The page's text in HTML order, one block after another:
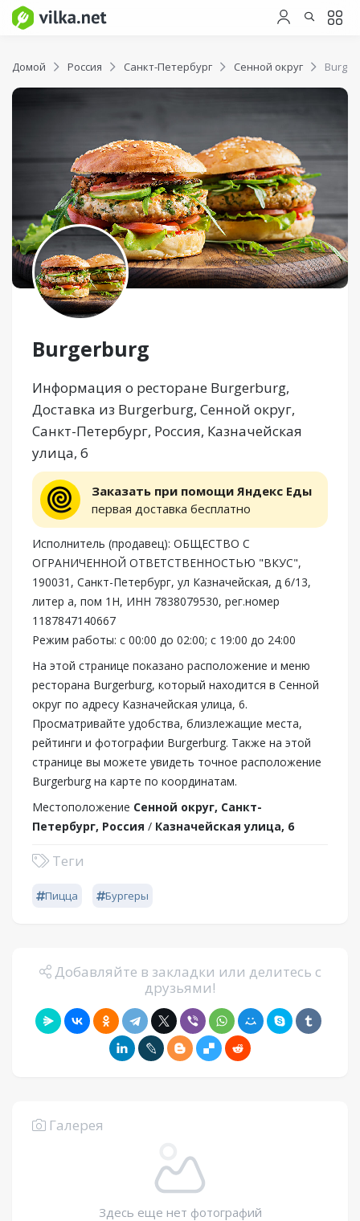
Домой Россия Санкт-Петербург Сенной округ
Burgerburg
Информация о ресторане Burgerburg,
Доставка из Burgerburg, Сенной округ,
Санкт-Петербург, Россия, Казначейская
улица, 6
Заказать при помощи Яндекс Еды
первая доставка бесплатно
Исполнитель (продавец): ОБЩЕСТВО С
ОГРАНИЧЕННОЙ ОТВЕТСТВЕННОСТЬЮ "ВКУС",
190031, Санкт-Петербург, ул Казначейская, д 6/13,
литер а, пом 1Н, ИНН 7838079530, рег.номер
1187847140667
Режим работы: с 00:00 до 02:00; с 19:00 до 24:00
На этой странице показано расположение и меню
ресторана Burgerburg, который находится в Сенной
округ по адресу Казначейская улица, 6.
Просматривайте удобства, близлежащие места,
рейтинги и фотографии Burgerburg. Также на этой
странице вы можете увидеть точное расположение
Burgerburg на карте по координатам.
Местоположение Сенной округ, Санкт-
Петербург, Россия / Казначейская улица, 6
Теги
Пицца Бургеры
Добавляйте в закладки или делитесь с
друзьями!
Галерея
Здесь еще нет фотографий